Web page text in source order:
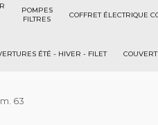
POMPES
FILTRES
COFFRET ÉLECTRIQUE
ÉTÉ - HIVER - FILET
63